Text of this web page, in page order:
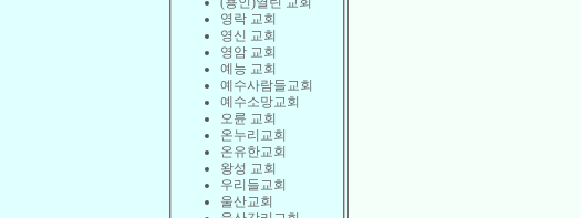
영락 교회
영신 교회
영암 교회
예능 교회
예수사람들교회
예수소망교회
오륜 교회
온누리교회
온유한교회
왕성 교회
우리들교회
울산교회